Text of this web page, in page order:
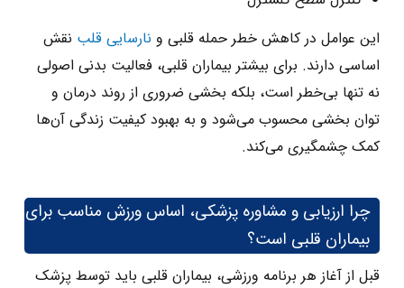
این عوامل در کاهش خطر حمله قلبی و نارسایی قلب نقش
اساسی دارند. برای بیشتر بیماران قلبی، فعالیت بدنی اصولی
نه‌ تنها بی‌خطر است، بلکه بخشی ضروری از روند درمان و
توان بخشی محسوب می‌شود و به بهبود کیفیت زندگی آن‌ها
کمک چشمگیری می‌کند.
چرا ارزیابی و مشاوره پزشکی، اساس ورزش مناسب برای
بیماران قلبی است؟
قبل از آغاز هر برنامه ورزشی، بیماران قلبی باید توسط پزشک